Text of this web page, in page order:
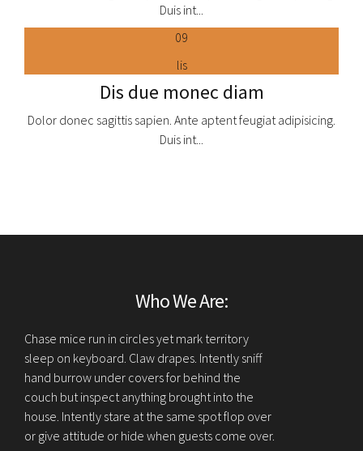
Duis int...
09
lis
Dis due monec diam
Dolor donec sagittis sapien. Ante aptent feugiat adipisicing.
Duis int...
Who We Are:
Chase mice run in circles yet mark territory
sleep on keyboard. Claw drapes. Intently sniff
hand burrow under covers for behind the
couch but inspect anything brought into the
house. Intently stare at the same spot flop over
or give attitude or hide when guests come over.